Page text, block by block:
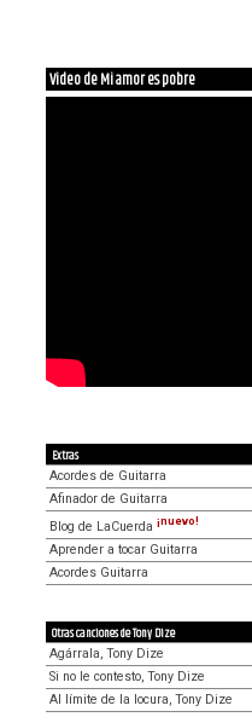
Video de Mi amor es pobre
Extras
Acordes de Guitarra
Afinador de Guitarra
Blog de LaCuerda ¡nuevo!
Aprender a tocar Guitarra
Acordes Guitarra
Otras canciones de Tony Dize
Agárrala, Tony Dize
Si no le contesto, Tony Dize
Al límite de la locura, Tony Dize